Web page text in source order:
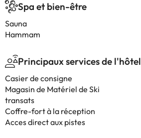
Spa et bien-être
Sauna
Hammam
Principaux services de l'hôtel
Casier de consigne
Magasin de Matériel de Ski
transats
Coffre-fort à la réception
Acces direct aux pistes